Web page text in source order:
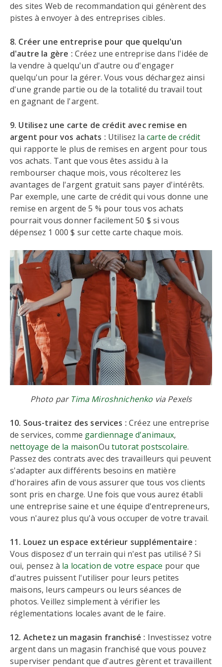
des sites Web de recommandation qui génèrent des
pistes à envoyer à des entreprises cibles.
8. Créer une entreprise pour que quelqu'un
d'autre la gère : Créez une entreprise dans l'idée de
la vendre à quelqu'un d'autre ou d'engager
quelqu'un pour la gérer. Vous vous déchargez ainsi
d'une grande partie ou de la totalité du travail tout
en gagnant de l'argent.
9. Utilisez une carte de crédit avec remise en
argent pour vos achats : Utilisez la carte de crédit
qui rapporte le plus de remises en argent pour tous
vos achats. Tant que vous êtes assidu à la
rembourser chaque mois, vous récolterez les
avantages de l'argent gratuit sans payer d'intérêts.
Par exemple, une carte de crédit qui vous donne une
remise en argent de 5 % pour tous vos achats
pourrait vous donner facilement 50 $ si vous
dépensez 1 000 $ sur cette carte chaque mois.
Photo parTima Miroshnichenko via Pexels
10. Sous-traitez des services : Créez une entreprise
de services, comme gardiennage d'animaux,
nettoyage de la maisonOututorat postscolaire.
Passez des contrats avec des travailleurs qui peuvent
s'adapter aux différents besoins en matière
d'horaires afin de vous assurer que tous vos clients
sont pris en charge. Une fois que vous aurez établi
une entreprise saine et une équipe d'entrepreneurs,
vous n'aurez plus qu'à vous occuper de votre travail.
11. Louez un espace extérieur supplémentaire :
Vous disposez d'un terrain qui n'est pas utilisé ? Si
oui, pensez à la location de votre espace pour que
d'autres puissent l'utiliser pour leurs petites
maisons, leurs campeurs ou leurs séances de
photos. Veillez simplement à vérifier les
réglementations locales avant de le faire.
12. Achetez un magasin franchisé : Investissez votre
argent dans un magasin franchisé que vous pouvez
superviser pendant que d'autres gèrent et travaillent